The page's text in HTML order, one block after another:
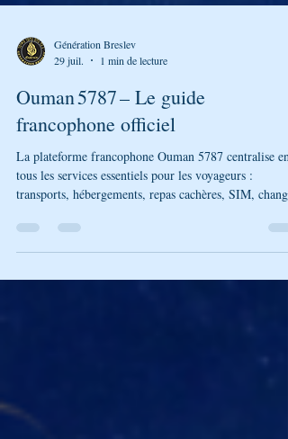
29 juil.
1 min de lecture
Ouman 5787 – Le guide
francophone officiel
La plateforme francophone Ouman 5787 centralise
transports, hébergements, repas cachères, SIM, change,
assistance et carte interactive. Un outil moderne, fiable